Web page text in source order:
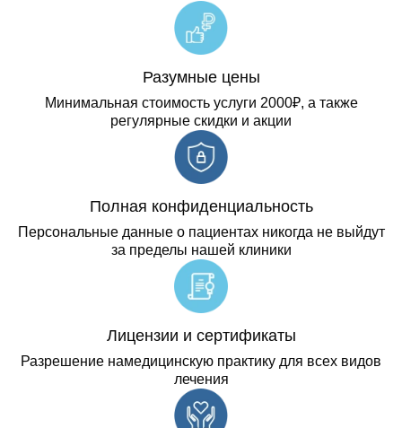
Разумные цены
Минимальная стоимость услуги 2000₽, а также
регулярные скидки и акции
Полная конфиденциальность
Персональные данные о пациентах никогда не выйдут
за пределы нашей клиники
Лицензии и сертификаты
Разрешение намедицинскую практику для всех видов
лечения